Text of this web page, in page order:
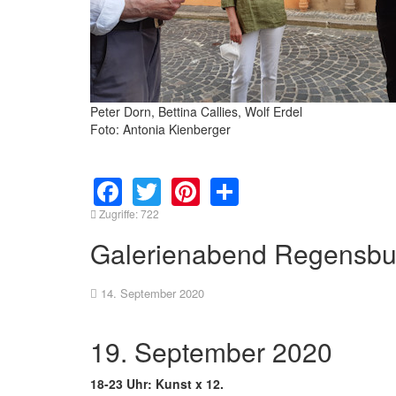
Peter Dorn, Bettina Callies, Wolf Erdel
Foto: Antonia Kienberger
Facebook
TwitterPinterest
Zugriffe: 722
Galerienabend
14. September 2020
19. September 2020
18-23 Uhr: Kunst x 12.